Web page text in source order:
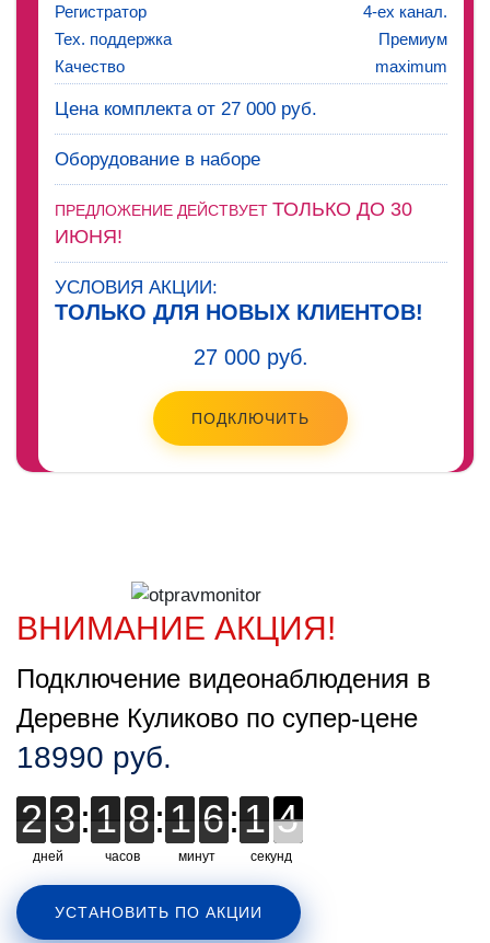
Регистратор
4-ех канал.
Тех. поддержка
Премиум
Качество
maximum
Цена комплекта от 27 000 руб.
Оборудование в наборе
ПРЕДЛОЖЕНИЕ ДЕЙСТВУЕТ ТОЛЬКО ДО 30
ИЮНЯ!
УСЛОВИЯ АКЦИИ:
ТОЛЬКО ДЛЯ НОВЫХ КЛИЕНТОВ!
27 000 руб.
ПОДКЛЮЧИТЬ
ВНИМАНИЕ АКЦИЯ!
Подключение видеонаблюдения в
Деревне Куликово по супер-цене
18990 руб.
дней
2
2 3
3:
часов
1
1 8
8:
минут
1
1 6
6:
секунд
1
1
1 3
4
3
УСТАНОВИТЬ ПО АКЦИИ